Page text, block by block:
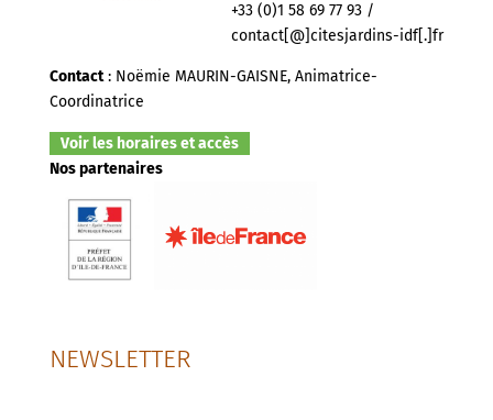
+33 (0)1 58 69 77 93 /
contact[@]citesjardins-idf[.]fr
Contact: Noëmie MAURIN-GAISNE, Animatrice-
Coordinatrice
Voir les horaires et accès
Nos partenaires
NEWSLETTER